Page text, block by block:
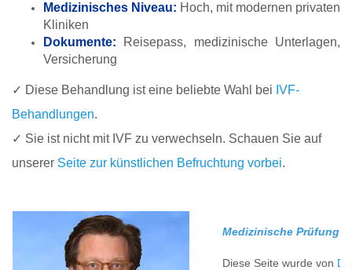
Medizinisches Niveau: Hoch, mit modernen privaten
Kliniken
Dokumente: Reisepass, medizinische Unterlagen,
Versicherung
✓ Diese Behandlung ist eine beliebte Wahl bei IVF-
Behandlungen.
✓ Sie ist nicht mit IVF zu verwechseln. Schauen Sie auf
unserer Seite zur künstlichen Befruchtung vorbei.
Medizinische Prüfung
Diese Seite wurde von